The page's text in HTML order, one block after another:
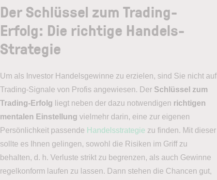
Der Schlüssel zum Trading-
Erfolg: Die richtige Handels-
Strategie
Um als Investor Handelsgewinne zu erzielen, sind Sie nicht auf
Trading-Signale von Profis angewiesen. Der Schlüssel zum
Trading-Erfolg liegt neben der dazu notwendigen richtigen
mentalen Einstellung vielmehr darin, eine zur eigenen
Persönlichkeit passende Handelsstrategie zu finden. Mit dieser
sollte es Ihnen gelingen, sowohl die Risiken im Griff zu
behalten, d. h. Verluste strikt zu begrenzen, als auch Gewinne
regelkonform laufen zu lassen. Dann stehen die Chancen gut,